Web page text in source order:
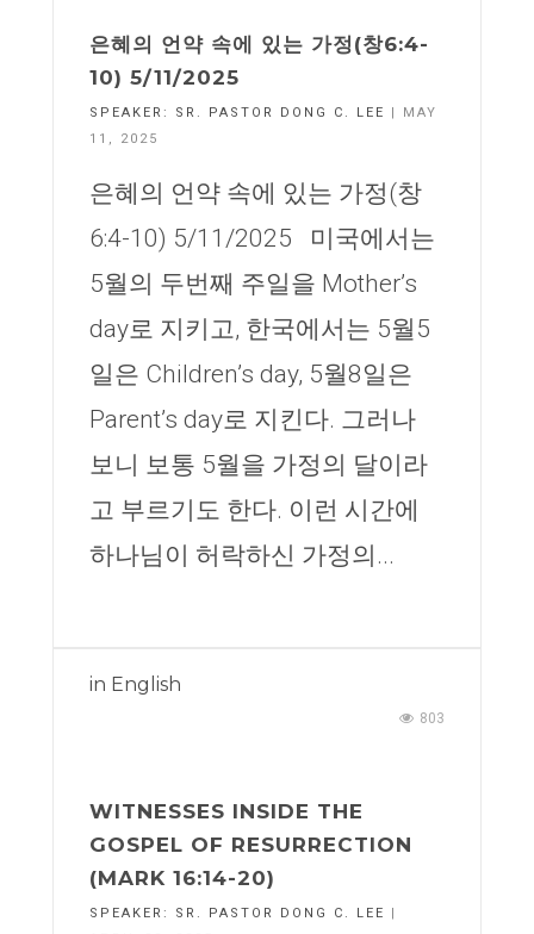
은혜의 언약 속에 있는 가정(창6:4-
10) 5/11/2025
SPEAKER: SR. PASTOR DONG C. LEE
| MAY
11, 2025
은혜의 언약 속에 있는 가정(창
6:4-10) 5/11/2025 미국에서는
5월의 두번째 주일을 Mother’s
day로 지키고, 한국에서는 5월5
일은 Children’s day, 5월8일은
Parent’s day로 지킨다. 그러나
보니 보통 5월을 가정의 달이라
고 부르기도 한다. 이런 시간에
하나님이 허락하신 가정의...
in English
803
WITNESSES INSIDE THE
GOSPEL OF RESURRECTION
(MARK 16:14-20)
SPEAKER: SR. PASTOR DONG C. LEE
|